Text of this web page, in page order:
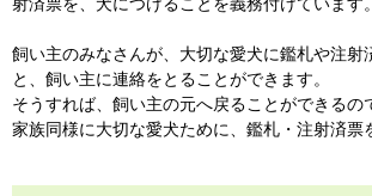
飼い主のみなさんが、大切な愛犬に鑑札や注射
と、飼い主に連絡をとることができます。
そうすれば、飼い主の元へ戻ることができるの
家族同様に大切な愛犬ために、鑑札・注射済票